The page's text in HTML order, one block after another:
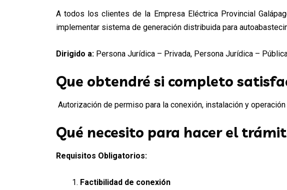
A todos los clientes de la Empresa Eléctrica Provincial
implementar sistema de generación distribuida para
Dirigido a: Persona Jurídica – Privada, Persona Jurídica –
Que obtendré si completo
Autorización de permiso para la conexión, instalación y operación
Qué necesito para hacer el
Requisitos Obligatorios:
Factibilidad de conexión